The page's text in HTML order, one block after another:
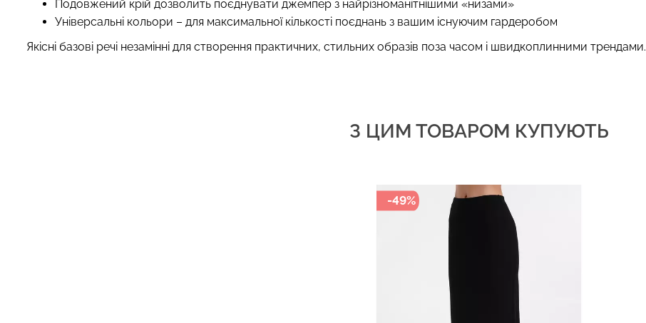
Подовжений крій дозволить поєднувати джемпер з найрізноманітнішими «низами»
Універсальні кольори – для максимальної кількості поєднань з вашим існуючим гардеробом
Якісні базові речі незамінні для створення практичних, стильних образів поза часом і швидкоплинними трендами.
З ЦИМ ТОВАРОМ КУПУЮТЬ
-49%